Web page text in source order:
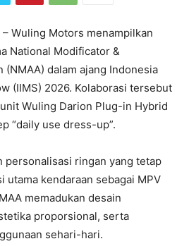
– Wuling Motors menampilkan
National Modificator &
dalam ajang Indonesia
(IIMS) 2026. Kolaborasi tersebut
Wuling Darion Plug-in Hybrid
“daily use dress-up”.
personalisasi ringan yang tetap
utama kendaraan sebagai MPV
memadukan desain
proporsional, serta
sehari-hari.